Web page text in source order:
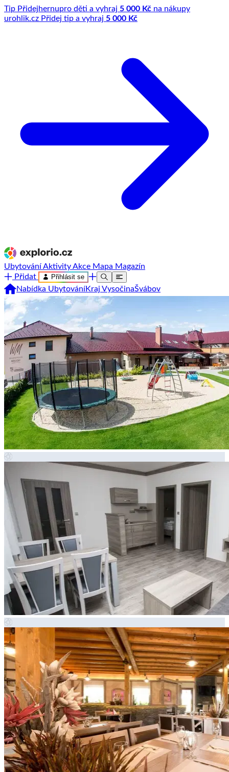
Tip Přidejhernupro děti a vyhraj 5 000 Kč na nákupy
urohlik.cz Přidej tip a vyhraj 5 000 Kč
UbytováníAktivityAkce Mapa Magazín
Přidat
Přihlásit se
Nabídka UbytováníKraj VysočinaŠvábov